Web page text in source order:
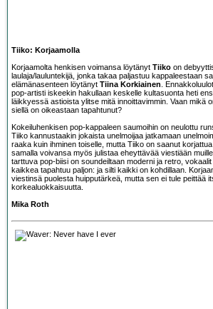
Tiiko: Korjaamolla
Korjaamolta henkisen voimansa löytänyt Tiiko on
laulaja/lauluntekijä, jonka takaa paljastuu kappaleestaan
elämänasenteen löytänyt Tiina Korkiainen .
pop-artisti iskeekin hakullaan keskelle kultasuonta heti
läikkyessä astioista ylitse mitä innoittavimmin. Vaan mikä
siellä on oikeastaan tapahtunut?
Kokeiluhenkisen pop-kappaleen saumoihin on neulottu
Tiiko kannustaakin jokaista unelmoijaa jatkamaan
raaka kuin ihminen toiselle, mutta Tiiko on saanut
samalla voivansa myös julistaa eheyttävää viestiään
tarttuva pop-biisi on soundeiltaan moderni ja retro,
kaikkea tapahtuu paljon: ja silti kaikki on kohdillaan.
viestinsä puolesta huipputärkeä, mutta sen ei tule peittää
korkealuokkaisuutta.
Mika Roth